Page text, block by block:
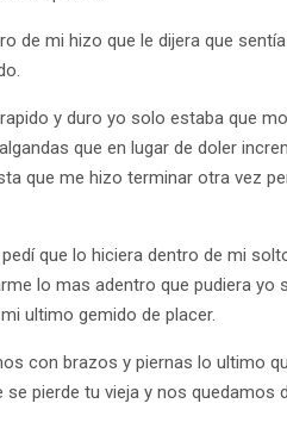
de mi hizo que le dijera que
y duro yo solo estaba que
que en lugar de doler
que me hizo terminar otra vez
que lo hiciera dentro de mi
lo mas adentro que pudiera yo
ultimo gemido de placer.
con brazos y piernas lo ultimo
pierde tu vieja y nos quedamos